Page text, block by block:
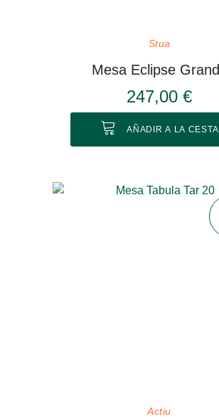
Stua
Mesa Eclipse
247,00 €
AÑADIR A LA CESTA
Actiu